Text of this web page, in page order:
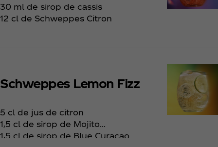
30 ml de sirop de cassis
12 cl de Schweppes Citron
Schweppes Lemon Fizz
5 cl de jus de citron
1,5 cl de sirop de Mojito
1,5 cl de sirop de Blue Curaçao